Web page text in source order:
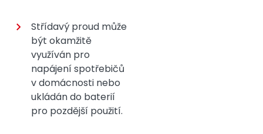
Střídavý proud může
být okamžitě
využíván pro
napájení spotřebičů
v domácnosti nebo
ukládán do baterií
pro pozdější použití.